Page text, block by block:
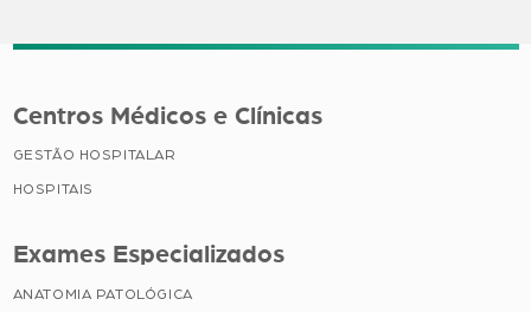
Centros Médicos e Clínicas
GESTÃO HOSPITALAR
HOSPITAIS
Exames Especializados
ANATOMIA PATOLÓGICA